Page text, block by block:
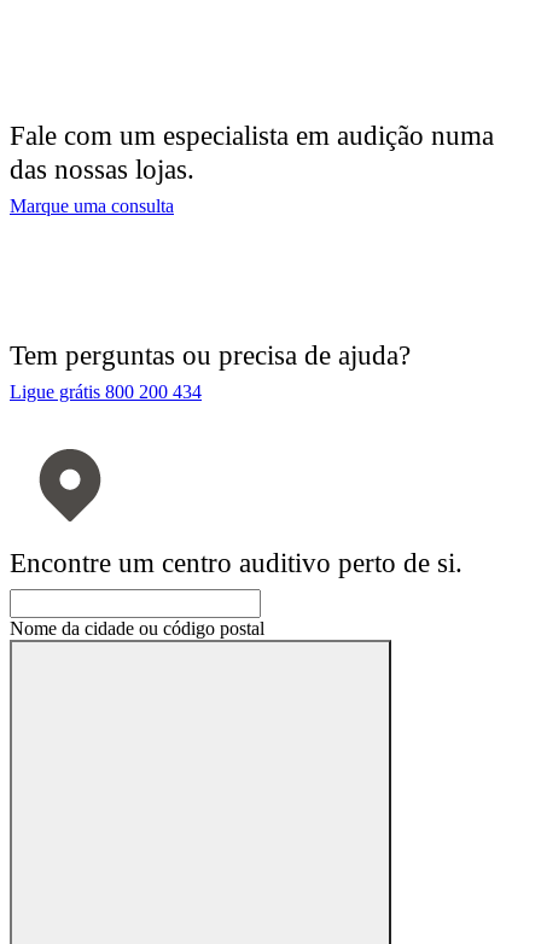
Fale com um especialista em audição numa
das nossas lojas.
Marque uma consulta
Tem perguntas ou precisa de ajuda?
Ligue grátis 800 200 434
Encontre um centro auditivo perto de si.
Nome da cidade ou código postal